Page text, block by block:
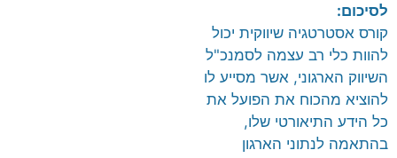
לסיכום:
קורס אסטרטגיה שיווקית יכול
להוות כלי רב עצמה לסמנכ"ל
השיווק הארגוני, אשר מסייע לו
להוציא מהכוח את הפועל את
כל הידע התיאורטי שלו,
בהתאמה לנתוני הארגון